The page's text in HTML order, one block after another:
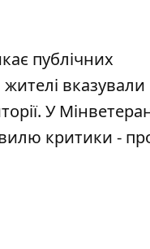
публічних
жителі вказували
У
критики -